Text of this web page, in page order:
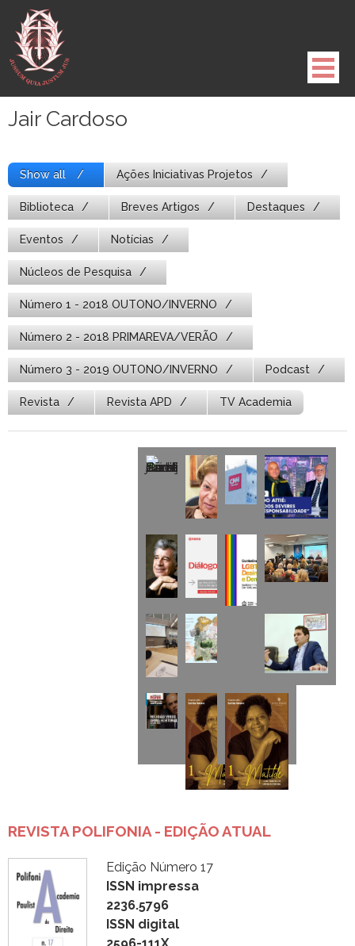
para
conteúdo
Jair Cardoso
Show all Ações Iniciativas Projetos
Biblioteca Breves Artigos Destaques
Eventos Notícias
Núcleos de Pesquisa
Número 1 - 2018 OUTONO/INVERNO
Número 2 - 2018 PRIMAREVA/VERÃO
Número 3 - 2019 OUTONO/INVERNO Podcast
Revista Revista APD TV Academia
REVISTA POLIFONIA - EDIÇÃO ATUAL
Edição Número 17
ISSN impressa
2236.5796
ISSN digital